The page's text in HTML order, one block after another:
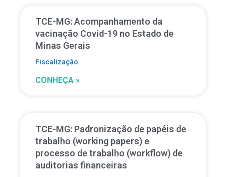
TCE-MG: Acompanhamento da
vacinação Covid-19 no Estado de
Minas Gerais
Fiscalização
CONHEÇA »
TCE-MG: Padronização de papéis de
trabalho (working papers) e
processo de trabalho (workflow) de
auditorias financeiras